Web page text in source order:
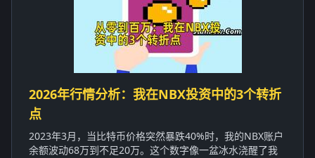
2026年行情分析：我在NBX投资中的3个转折
点
2023年3月，当比特币价格突然暴跌40%时，我的NBX账户
余额波动68万到不足20万。这个数字像一盆冰水浇醒了我